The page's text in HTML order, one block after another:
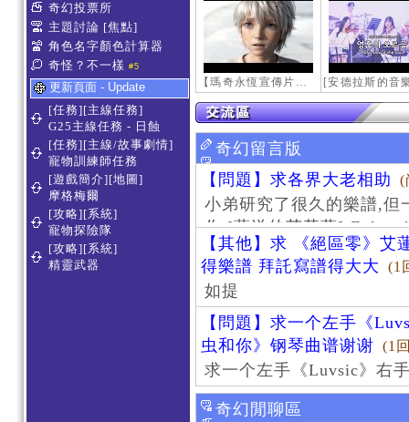
奇幻投票所
主題討論 [焦點]
角色名字顏色計算器
奇怪？不一樣 #5
更新頁面 - Update
[任務][主線任務]
G25主線任務 - 日蝕
[任務][主線/故事劇情]
寵物訓練師任務
[遊戲簡介][地圖]
摩格梅爾
[攻略][系統]
寵物探險隊
[攻略][系統]
精靈武器
【瑪奇永恆宣傳片】最初的感動
奇幻留言版
【問題】求各界大老相助
(
小弟研究了很久的樂譜,但
作 [葬送的芙莉蓮]-
【其他】求 《絕區零》艾
得樂譜 拜託寫譜得大大
(1
如提
【問題】求一个左手《
虫和你》钢琴曲谱谢谢 (1
求一个左手《Luvsic》右
奇幻閒聊區